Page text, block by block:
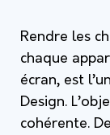
Rendre les
chaque
écran, est
Design.
cohérente.